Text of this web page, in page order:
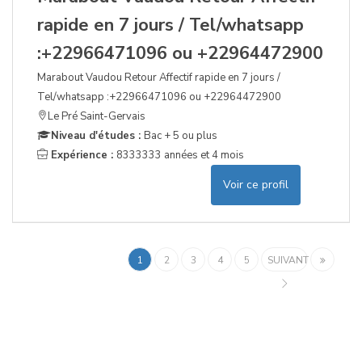
rapide en 7 jours / Tel/whatsapp
:+22966471096 ou +22964472900
Marabout Vaudou Retour Affectif rapide en 7 jours /
Tel/whatsapp :+22966471096 ou +22964472900
Le Pré Saint-Gervais
Niveau d'études : Bac + 5 ou plus
Expérience : 8333333 années et 4 mois
Voir ce profil
1 2 3 4 5 SUIVANT